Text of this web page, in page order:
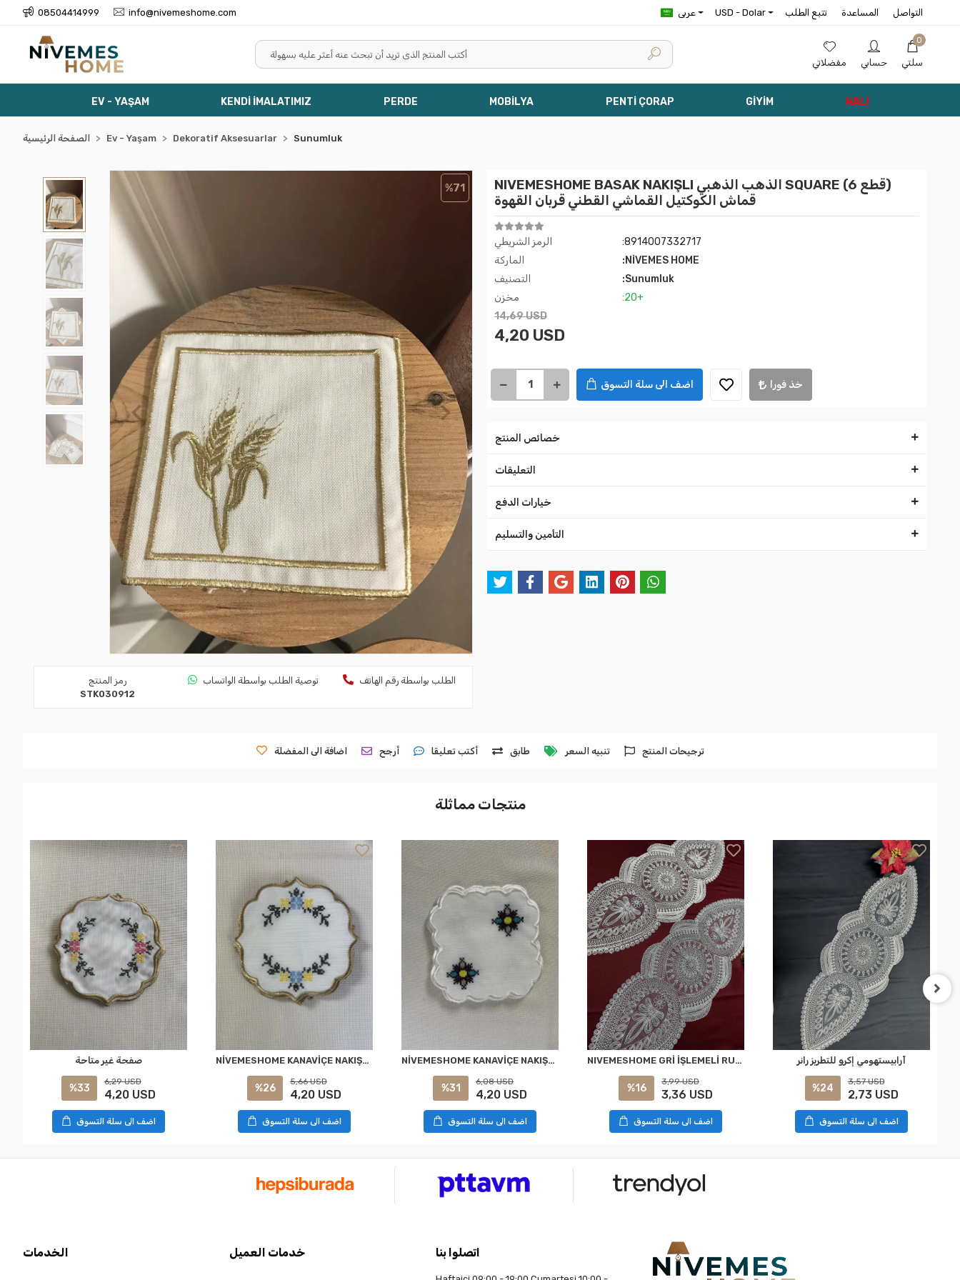
08504414999 info@nivemeshome.com عربى USD - Dolar تتبع الطلب المساعدة التواصل
مفضلاتي حسابي
0
سلتي
EV - YAŞAM KENDİ İMALATIMIZ PERDE MOBİLYA PENTİ ÇORAP GİYİM HALI
الصفحة الرئيسية Ev - Yaşam Dekoratif Aksesuarlar Sunumluk
%71
رمز المنتج
STK030912
توصية الطلب بواسطة الواتساب الطلب بواسطة رقم الهاتف
NIVEMESHOME BASAK NAKIŞLI الذهب الذهبي SQUARE (6 قطع)
قماش الكوكتيل القماشي القطني قربان القهوة
الرمز الشريطي
:8914007332717
الماركة
:NİVEMES HOME
التصنيف
:Sunumluk
مخزن
:20+
14,69 USD
4,20 USD
اضف الى سلة التسوق خذ فورا
خصائص المنتج
التعليقات
خيارات الدفع
التأمين والتسليم
اضافة الى المفضلة أرجح أكتب تعليقا طابق تنبيه السعر ترجيحات المنتج
منتجات مماثلة
صفحة غير متاحة
%33
6,29 USD
4,20 USD
اضف الى سلة التسوق
NİVEMESHOME KANAVİÇE NAKIŞLI SARI-MAVİ OVAL (6 ADET) KETEN KOKTEYL PEÇETESİ KAHVE YANI SUNUMLUK
%26
5,66 USD
4,20 USD
اضف الى سلة التسوق
NİVEMESHOME KANAVİÇE NAKIŞLI KARE (6 ADET) KETEN KOKTEYL PEÇETESİ KAHVE YANI SUNUMLUK
%31
6,08 USD
4,20 USD
اضف الى سلة التسوق
NIVEMESHOME GRİ İŞLEMELİ RUNNER
%16
3,99 USD
3,36 USD
اضف الى سلة التسوق
آرابيستهومي إكرو للتطريز رانر
%24
3,57 USD
2,73 USD
اضف الى سلة التسوق
الخدمات خدمات العميل اتصلوا بنا